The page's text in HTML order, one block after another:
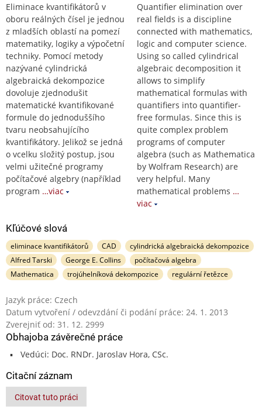
Eliminace kvantifikátorů v
oboru reálných čísel je jednou
z mladších oblastí na pomezí
matematiky, logiky a výpočetní
techniky. Pomocí metody
nazývané cylindrická
algebraická dekompozice
dovoluje zjednodušit
matematické kvantifikované
formule do jednoduššího
tvaru neobsahujícího
kvantifikátory. Jelikož se jedná
o vcelku složitý postup, jsou
velmi užitečné programy
počítačové algebry (například
program …viac
Quantifier elimination over
real fields is a discipline
connected with mathematics,
logic and computer science.
Using so called cylindrical
algebraic decomposition it
allows to simplify
mathematical formulas with
quantifiers into quantifier-
free formulas. Since this is
quite complex problem
programs of computer
algebra (such as Mathematica
by Wolfram Research) are
very helpful. Many
mathematical problems …
viac
Kľúčové slová
eliminace kvantifikátorů CAD
cylindrická algebraická dekompozice
Alfred Tarski
George E. Collins
počítačová algebra
Mathematica
trojúhelníková dekompozice regulární řetězce
Jazyk práce: Czech
Datum vytvoření / odevzdání či podání práce: 24. 1. 2013
Zverejniť od: 31. 12. 2999
Obhajoba závěrečné práce
Vedúci: Doc. RNDr. Jaroslav Hora, CSc.
Citační záznam
Citovat tuto práci